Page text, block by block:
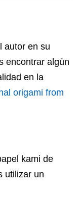
autor en su
encontrar algún
en la
origami from
kami de
utilizar un